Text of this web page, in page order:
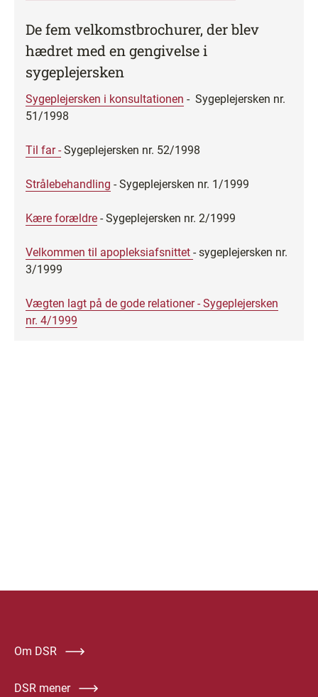
De fem velkomstbrochurer, der blev
hædret med en gengivelse i
sygeplejersken
Sygeplejersken i konsultationen - Sygeplejersken nr.
51/1998
Til far -Sygeplejersken nr. 52/1998
Strålebehandling - Sygeplejersken nr. 1/1999
Kære forældre - Sygeplejersken nr. 2/1999
Velkommen til apopleksiafsnittet - sygeplejersken nr.
3/1999
Vægten lagt på de gode relationer - Sygeplejersken
nr. 4/1999
Om DSR
DSR mener